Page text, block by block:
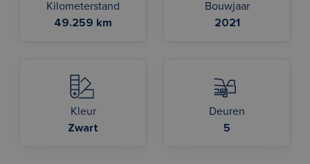
Kilometerstand
49.259 km
Bouwjaar
2021
Kleur
Zwart
Deuren
5